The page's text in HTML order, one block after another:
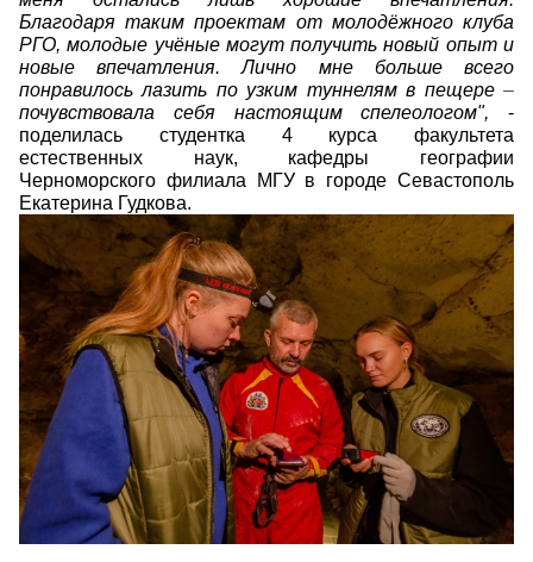
Благодаря таким проектам от молодёжного клуба
РГО, молодые учёные могут получить новый опыт и
новые впечатления. Лично мне больше всего
понравилось лазить по узким туннелям в пещере –
почувствовала себя настоящим спелеологом", -
поделилась студентка 4 курса факультета
естественных наук, кафедры географии
Черноморского филиала МГУ в городе Севастополь
Екатерина Гудкова.